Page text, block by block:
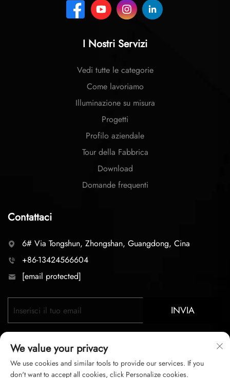
I Nostri Servizi
Vedi tutte le categorie
Come lavoriamo
Illuminazione su misura
Progetti
Profilo aziendale
Tour della Fabbrica
Download
Domande frequenti
Contattaci
6# Via Tongshun, Zhongshan, Guangdong, Cina
+86-13424566604
[email protected]
INVIA
We value your privacy
We use cookies and similar tools to provide our services. If you
don't want to accept all cookies, click Personalize cookies.